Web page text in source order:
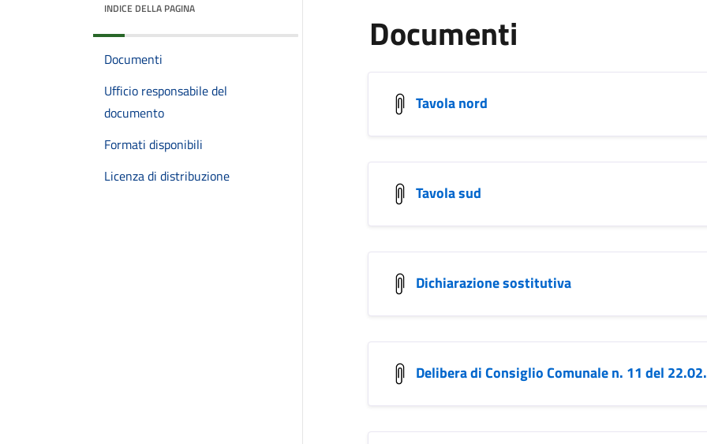
INDICE DELLA PAGINA
Documenti
Ufficio responsabile del
documento
Formati disponibili
Licenza di distribuzione
Documenti
Tavola nord
Tavola sud
Dichiarazione sostitutiva
Delibera di Consiglio Comunale n. 11 del